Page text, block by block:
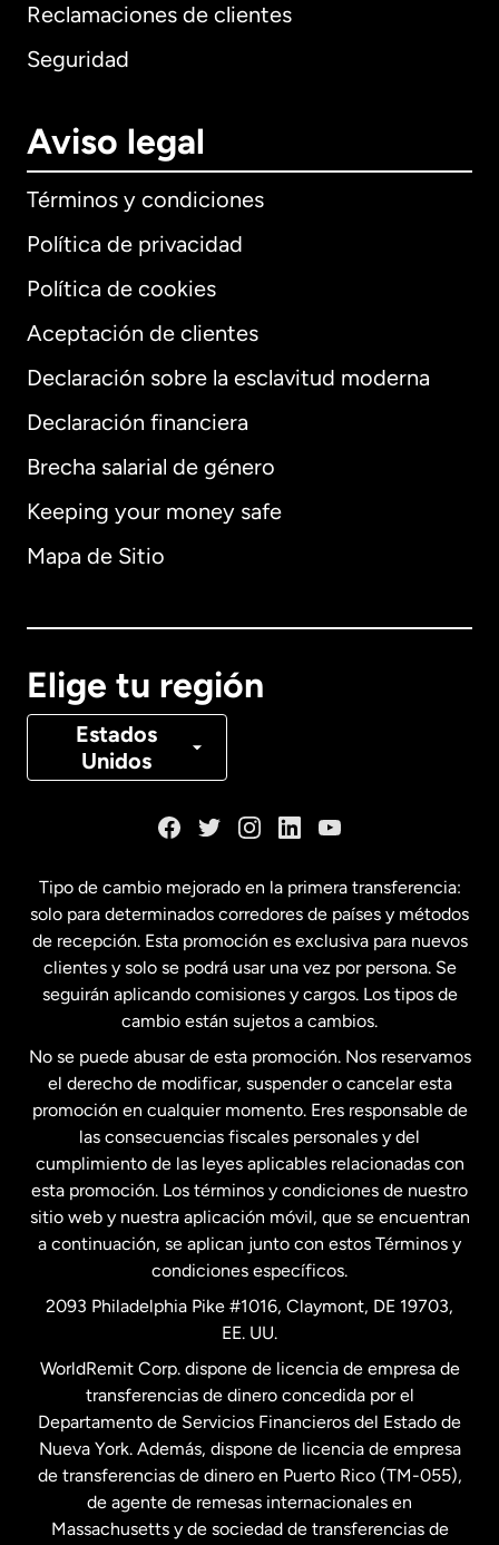
Reclamaciones de clientes
Seguridad
Aviso legal
Términos y condiciones
Política de privacidad
Política de cookies
Aceptación de clientes
Declaración sobre la esclavitud moderna
Declaración financiera
Brecha salarial de género
Keeping your money safe
Mapa de Sitio
Elige tu región
Estados
Unidos
Internacional English
Alemania
Canadá Français
Estados Unidos English
Estados Unidos Español
Francia
Malasia
Nueva Zelanda
Países Bajos
Suecia
Tipo de cambio mejorado en la primera transferencia:
solo para determinados corredores de países y métodos
de recepción. Esta promoción es exclusiva para nuevos
clientes y solo se podrá usar una vez por persona. Se
seguirán aplicando comisiones y cargos. Los tipos de
cambio están sujetos a cambios.
No se puede abusar de esta promoción. Nos reservamos
el derecho de modificar, suspender o cancelar esta
promoción en cualquier momento. Eres responsable de
las consecuencias fiscales personales y del
cumplimiento de las leyes aplicables relacionadas con
esta promoción. Los términos y condiciones de nuestro
sitio web y nuestra aplicación móvil, que se encuentran
a continuación, se aplican junto con estos Términos y
condiciones específicos.
2093 Philadelphia Pike #1016, Claymont, DE 19703,
EE. UU.
WorldRemit Corp. dispone de licencia de empresa de
transferencias de dinero concedida por el
Departamento de Servicios Financieros del Estado de
Nueva York. Además, dispone de licencia de empresa
de transferencias de dinero en Puerto Rico (TM-055),
de agente de remesas internacionales en
Massachusetts y de sociedad de transferencias de